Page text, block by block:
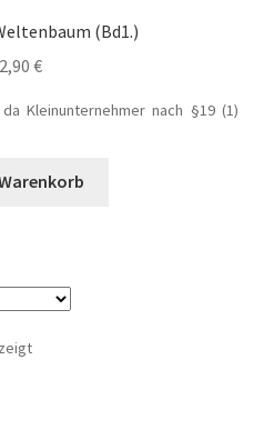
& Nikita
(Bd1.)
€
Kleinunternehmer nach §19 (1)